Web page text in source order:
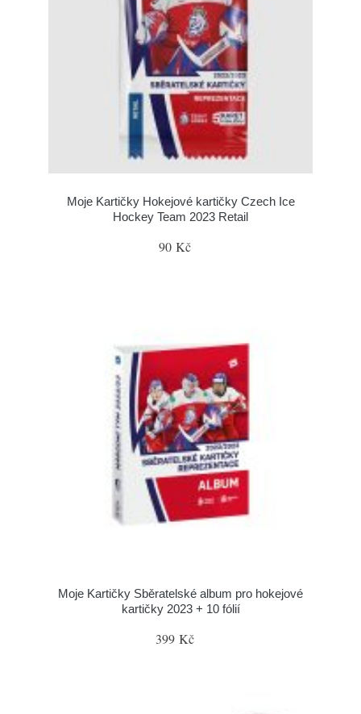
Moje Kartičky Hokejové kartičky Czech Ice
Hockey Team 2023 Retail
90 Kč
Moje Kartičky Sběratelské album pro hokejové
kartičky 2023 + 10 fólií
399 Kč